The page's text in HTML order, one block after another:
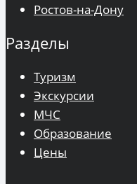
Ростов-на-Дону
Разделы
Туризм
Экскурсии
МЧС
Образование
Цены